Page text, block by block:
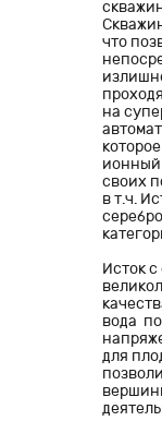
что
на
ионный
своих
в т.ч.
Исток
вода
для